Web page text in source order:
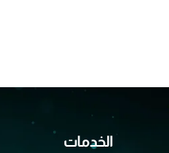
الخدمات